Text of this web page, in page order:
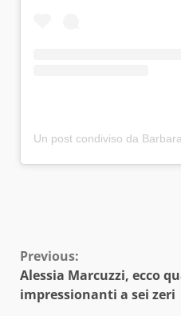
Continue
Reading
Previous:
Alessia Marcuzzi, ecco
impressionanti a sei zeri